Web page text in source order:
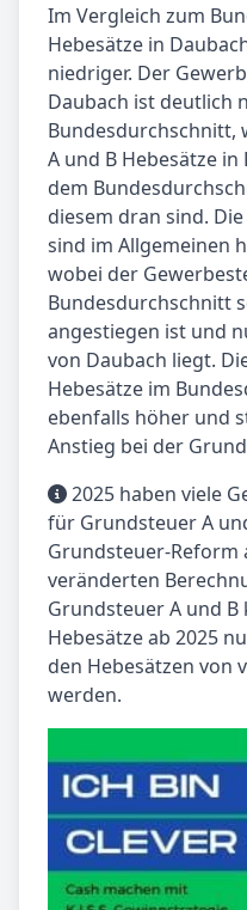
Im Vergleich zum
Hebesätze in
niedriger. Der
Daubach ist deutlich
Bundesdurchschnitt,
A und B Hebesätze
dem
diesem dran sind.
sind im Allgemeinen
wobei der
Bundesdurchschnitt
angestiegen ist und
von Daubach liegt.
Hebesätze im
ebenfalls höher und
Anstieg bei der
2025 haben viele
für Grundsteuer A
Grundsteuer-
veränderten
Grundsteuer A und
Hebesätze ab 2025
den Hebesätzen von
werden.